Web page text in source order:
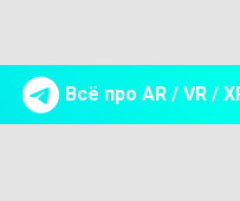
Всё про AR / VR /